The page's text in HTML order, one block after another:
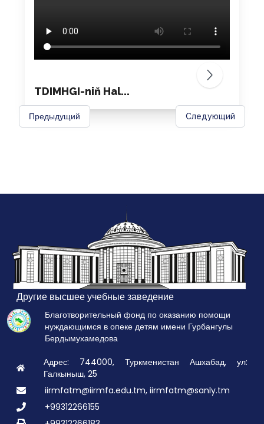
TDIMHGI-niň Hal...
Предыдущий Следующий
Другие высшее учебные заведение
Благотворительный фонд по оказанию помощи
нуждающимся в опеке детям имени Гурбангулы
Бердымухамедова
Адрес: 744000, Туркменистан Ашхабад, ул:
Галкыныш, 25
iirmfatm@iirmfa.edu.tm, iirmfatm@sanly.tm
+99312266155